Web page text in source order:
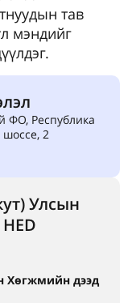
тав
мэндийг
ФО, Республика
шоссе, 2
Улсын
Хөгжмийн дээд